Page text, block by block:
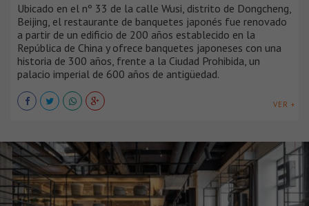
Ubicado en el nº 33 de la calle Wusi, distrito de Dongcheng,
Beijing, el restaurante de banquetes japonés fue renovado
a partir de un edificio de 200 años establecido en la
República de China y ofrece banquetes japoneses con una
historia de 300 años, frente a la Ciudad Prohibida, un
palacio imperial de 600 años de antigüedad.
VER +